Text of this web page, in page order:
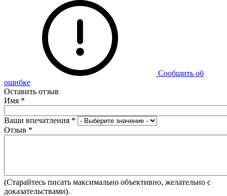
Сообщить об
ошибке
Оставить отзыв
Имя *
Ваши впечатления *
Отзыв *
(Старайтесь писать максимально объективно, желательно с
доказательствами).